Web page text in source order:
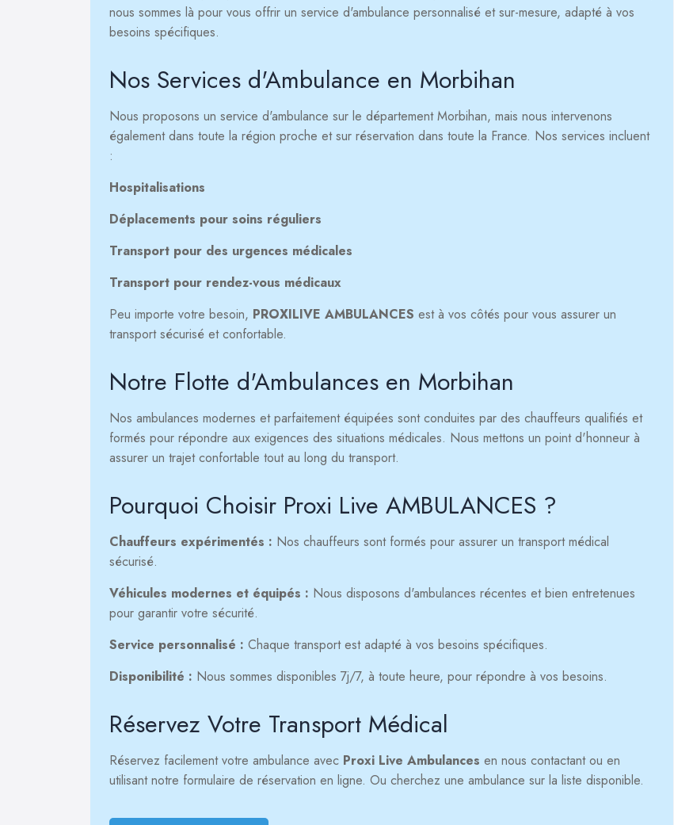
nous sommes là pour vous offrir un service d'ambulance personnalisé et sur-mesure, adapté à vos
besoins spécifiques.
Nos Services d'Ambulance en Morbihan
Nous proposons un service d'ambulance sur le département Morbihan, mais nous intervenons
également dans toute la région proche et sur réservation dans toute la France. Nos services incluent
:
Hospitalisations
Déplacements pour soins réguliers
Transport pour des urgences médicales
Transport pour rendez-vous médicaux
Peu importe votre besoin, PROXILIVE AMBULANCES est à vos côtés pour vous assurer un
transport sécurisé et confortable.
Notre Flotte d'Ambulances en Morbihan
Nos ambulances modernes et parfaitement équipées sont conduites par des chauffeurs qualifiés et
formés pour répondre aux exigences des situations médicales. Nous mettons un point d'honneur à
assurer un trajet confortable tout au long du transport.
Pourquoi Choisir Proxi Live AMBULANCES ?
Chauffeurs expérimentés : Nos chauffeurs sont formés pour assurer un transport médical
sécurisé.
Véhicules modernes et équipés : Nous disposons d'ambulances récentes et bien entretenues
pour garantir votre sécurité.
Service personnalisé : Chaque transport est adapté à vos besoins spécifiques.
Disponibilité : Nous sommes disponibles 7j/7, à toute heure, pour répondre à vos besoins.
Réservez Votre Transport Médical
Réservez facilement votre ambulance avec Proxi Live Ambulances en nous contactant ou en
utilisant notre formulaire de réservation en ligne. Ou cherchez une ambulance sur la liste disponible.